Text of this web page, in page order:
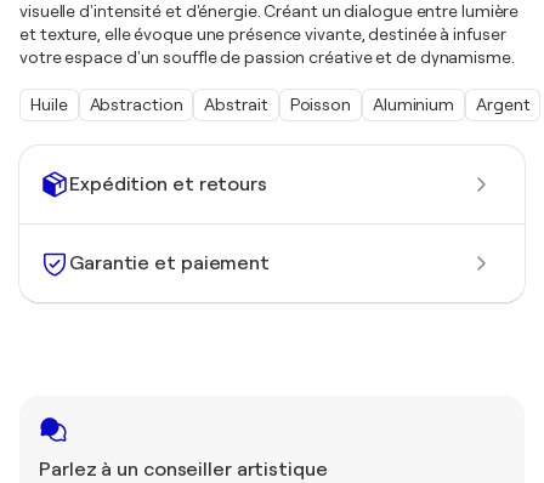
Expédition et retours
Garantie et paiement
Parlez à un conseiller artistique
visuelle d'intensité et d'énergie. Créant un dialogue entre lumière
et texture, elle évoque une présence vivante, destinée à infuser
votre espace d'un souffle de passion créative et de dynamisme.
Huile Abstraction Abstrait Poisson Aluminium Argent